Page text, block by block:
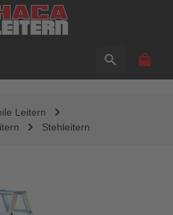
Leitern
Stehleitern